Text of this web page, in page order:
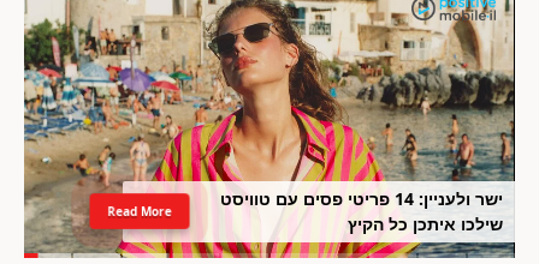
ישר ולעניין: 14 פריטי פסים עם טוויסט
שילכו איתכן כל הקיץ
Read More